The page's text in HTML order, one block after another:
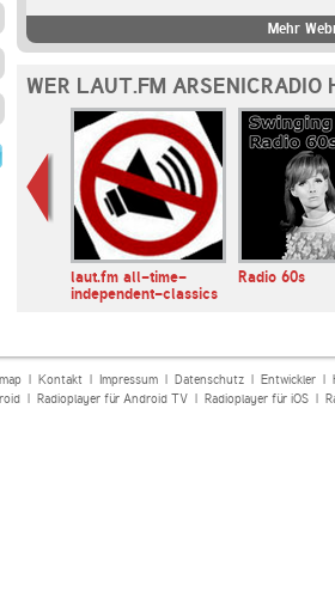
Mehr
WER LAUT.FM ARSENICRADIO
laut.fm all-time-
independent-classics
Radio 60s
| Kontakt| Impressum| Datenschutz| Entwickler|
| Radioplayer für Android TV| Radioplayer für iOS|